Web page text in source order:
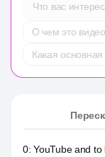
Что вас
О чем это
Какая
0:YouTube and to